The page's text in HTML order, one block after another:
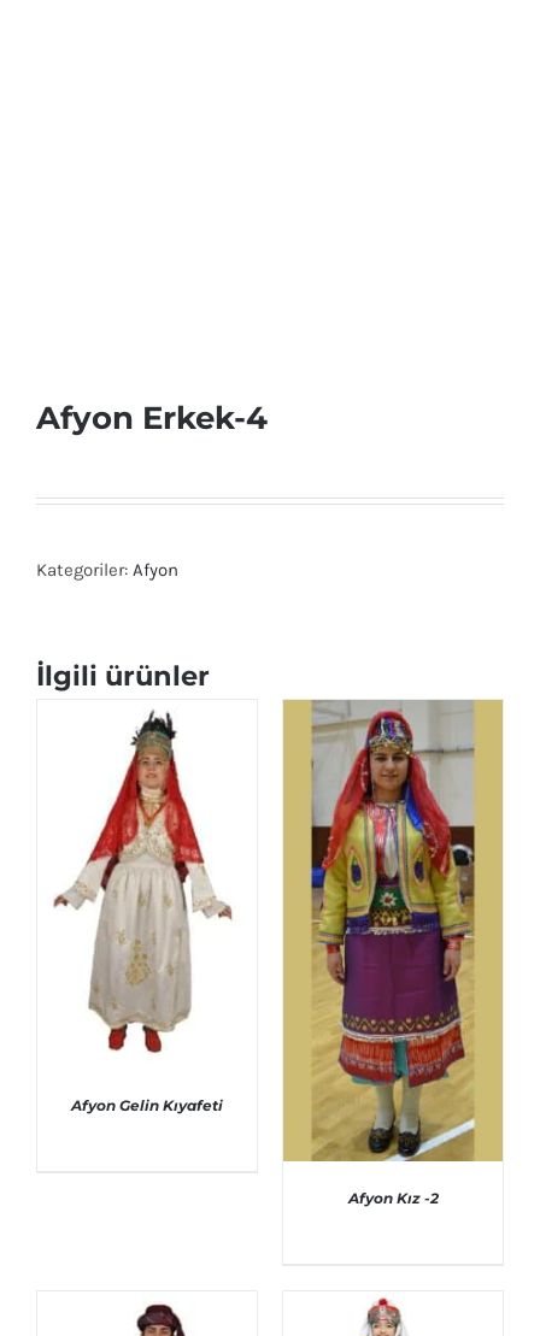
Afyon Erkek-4
Kategoriler: Afyon
İlgili ürünler
Afyon Gelin Kıyafeti
Afyon Kız -2